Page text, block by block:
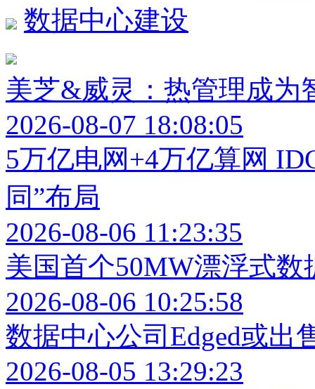
数据中心建设
美芝&威灵：热管理成为
2026-08-07 18:08:05
5万亿电网+4万亿算网
同”布局
2026-08-06 11:23:35
美国首个50MW漂浮式数
2026-08-06 10:25:58
数据中心公司Edged或出
2026-08-05 13:29:23